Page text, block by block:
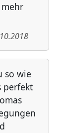
so wie
perfekt